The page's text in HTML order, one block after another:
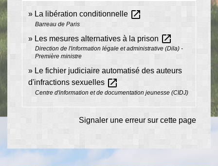
La libération conditionnelle open_in_new
Barreau de Paris
Les mesures alternatives à la prison open_in_new
Direction de l'information légale et administrative (Dila) -
Première ministre
Le fichier judiciaire automatisé des auteurs
d'infractions sexuelles open_in_new
Centre d'information et de documentation jeunesse (CIDJ)
Signaler une erreur sur cette page